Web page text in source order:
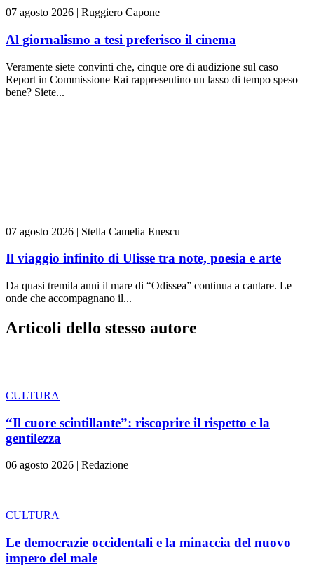
07 agosto 2026 | Ruggiero Capone
Al giornalismo a tesi preferisco il cinema
Veramente siete convinti che, cinque ore di audizione sul caso
Report in Commissione Rai rappresentino un lasso di tempo speso
bene? Siete...
07 agosto 2026 | Stella Camelia Enescu
Il viaggio infinito di Ulisse tra note, poesia e arte
Da quasi tremila anni il mare di “Odissea” continua a cantare. Le
onde che accompagnano il...
Articoli dello stesso autore
CULTURA
“Il cuore scintillante”: riscoprire il rispetto e la
gentilezza
06 agosto 2026 | Redazione
CULTURA
Le democrazie occidentali e la minaccia del nuovo
impero del male